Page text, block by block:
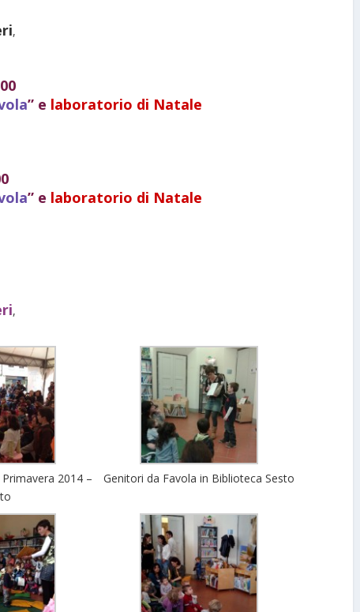
,
” e laboratorio di Natale
” e laboratorio di Natale
,
2014 –
Genitori da Favola in Biblioteca Sesto